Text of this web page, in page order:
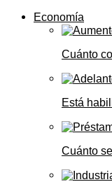
Economía
Cuánto
Está
Cuánto